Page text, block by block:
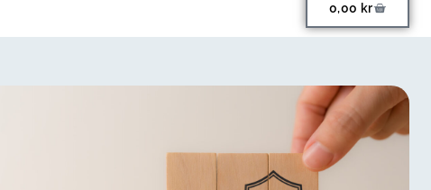
0,00 kr